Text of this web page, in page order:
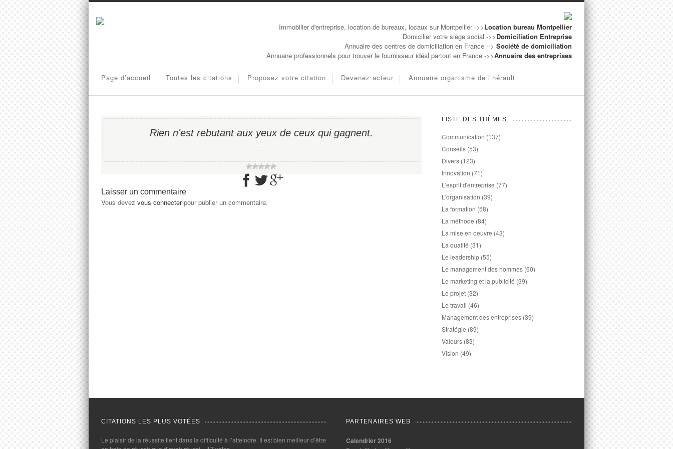
Immobilier d'entreprise, location de bureaux, locaux sur Montpellier ->>Location bureau Montpellier
Domicilier votre siège social ->>Domiciliation Entreprise
Annuaire des centres de domiciliation en France --> Société de domiciliation
Annuaire professionnels pour trouver le fournisseur idéal partout en France ->>Annuaire des entreprises
Page d’accueil Toutes les citations Proposez votre citation Devenez acteur Annuaire organisme de l’hérault
Rien n'est rebutant aux yeux de ceux qui gagnent.
−
Laisser un commentaire
Vous devez vous connecterpour publier un commentaire.
LISTE DES THÈMES
Communication (137)
Conseils (53)
Divers (123)
Innovation (71)
L'esprit d'entreprise (77)
L'organisation (39)
La formation (58)
La méthode (84)
La mise en oeuvre (43)
La qualité (31)
Le leadership (55)
Le management des hommes (60)
Le marketing et la publicité (39)
Le projet (32)
Le travail (46)
Management des entreprises (39)
Stratégie (89)
Valeurs (83)
Vision (49)
CITATIONS LES PLUS VOTÉES
Le plaisir de la réussite tient dans la difficulté à l’atteindre. Il est bien meilleur d’être
PARTENAIRES WEB
Calendrier 2016